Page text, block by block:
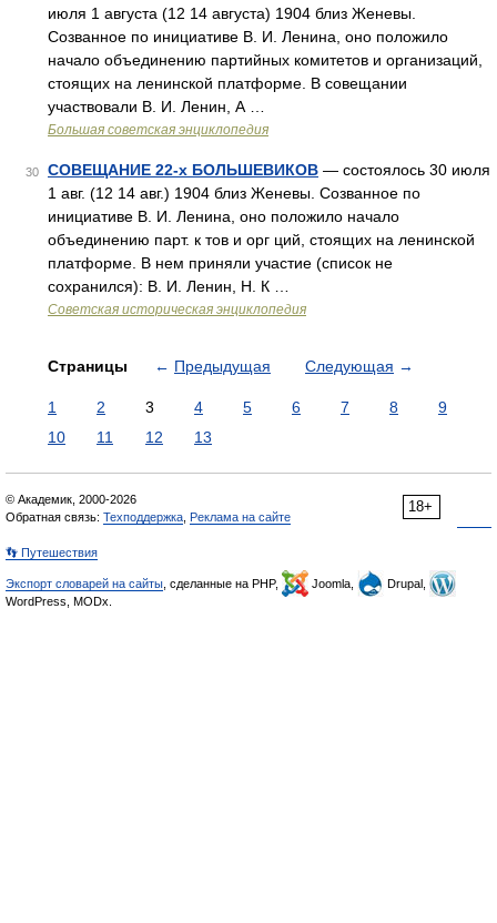
июля 1 августа (12 14 августа) 1904 близ Женевы.
Созванное по инициативе В. И. Ленина, оно положило
начало объединению партийных комитетов и организаций,
стоящих на ленинской платформе. В совещании
участвовали В. И. Ленин, А …
Большая советская энциклопедия
30 СОВЕЩАНИЕ 22-х БОЛЬШЕВИКОВ — состоялось 30 июля
1 авг. (12 14 авг.) 1904 близ Женевы. Созванное по
инициативе В. И. Ленина, оно положило начало
объединению парт. к тов и орг ций, стоящих на ленинской
платформе. В нем приняли участие (список не
сохранился): В. И. Ленин, Н. К …
Советская историческая энциклопедия
Страницы ← Предыдущая Следующая →
1 2 3 4 5 6 7 8
9
10
11 12 13
18+
© Академик, 2000-2026
Обратная связь: Техподдержка Реклама на сайте
👣 Путешествия
Экспорт словарей на сайты , сделанные на PHP, Joomla,
Drupal,
WordPress, MODx.